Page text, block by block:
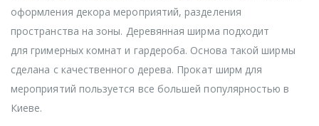
оформления декора мероприятий, разделения
пространства на зоны. Деревянная ширма подходит
для гримерных комнат и гардероба. Основа такой ширмы
сделана с качественного дерева. Прокат ширм для
мероприятий пользуется все большей популярностью в
Киеве.